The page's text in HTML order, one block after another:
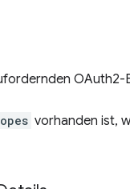
OAuth2-
vorhanden ist,